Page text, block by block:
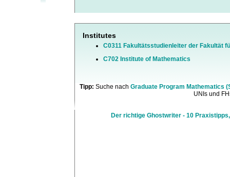
Institutes
C0311 Fakultätsstudienleiter der Fakultät
C702 Institute of Mathematics
Tipp: Suche nach Graduate Program Mathematics
UNIs und
Der richtige Ghostwriter - 10